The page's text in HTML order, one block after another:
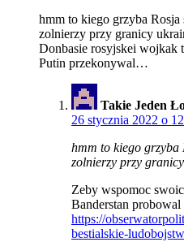
hmm to kiego grzyba
zolnierzy przy granicy
Donbasie rosyjskei wojkak
Putin przekonywal…
Takie Jeden
26 stycznia 2022 o
hmm to kiego grzyba
zolnierzy przy
Zeby wspomoc
Banderstan
https://
bestialskie-